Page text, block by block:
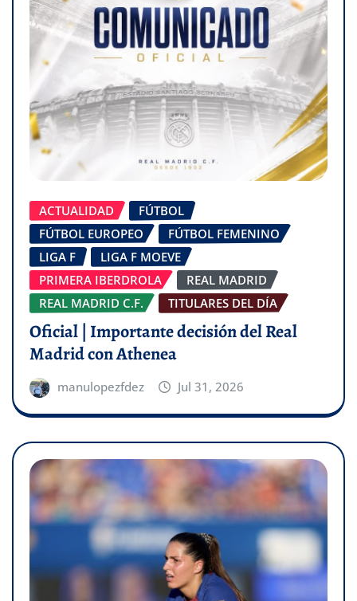
ACTUALIDAD
FÚTBOL
FÚTBOL EUROPEO
FÚTBOL FEMENINO
LIGA F
LIGA F MOEVE
PRIMERA IBERDROLA
REAL MADRID
REAL MADRID C.F.
TITULARES DEL DÍA
Oficial | Importante decisión del Real
Madrid con Athenea
manulopezfdez Jul 31, 2026